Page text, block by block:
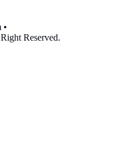
•
Reserved.